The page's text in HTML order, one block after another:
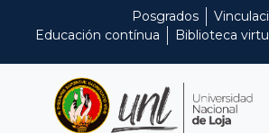
Posgrados
Educación contínua
Biblioteca